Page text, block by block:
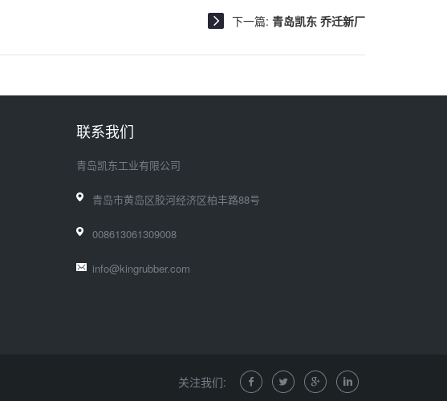
下一篇: 青岛凯东 乔迁新厂
联系我们
青岛凯东工业有限公司
青岛市黄岛区胶河经济区柏丰路88号
008613061309008
info@kingrubber.com
关注我们: